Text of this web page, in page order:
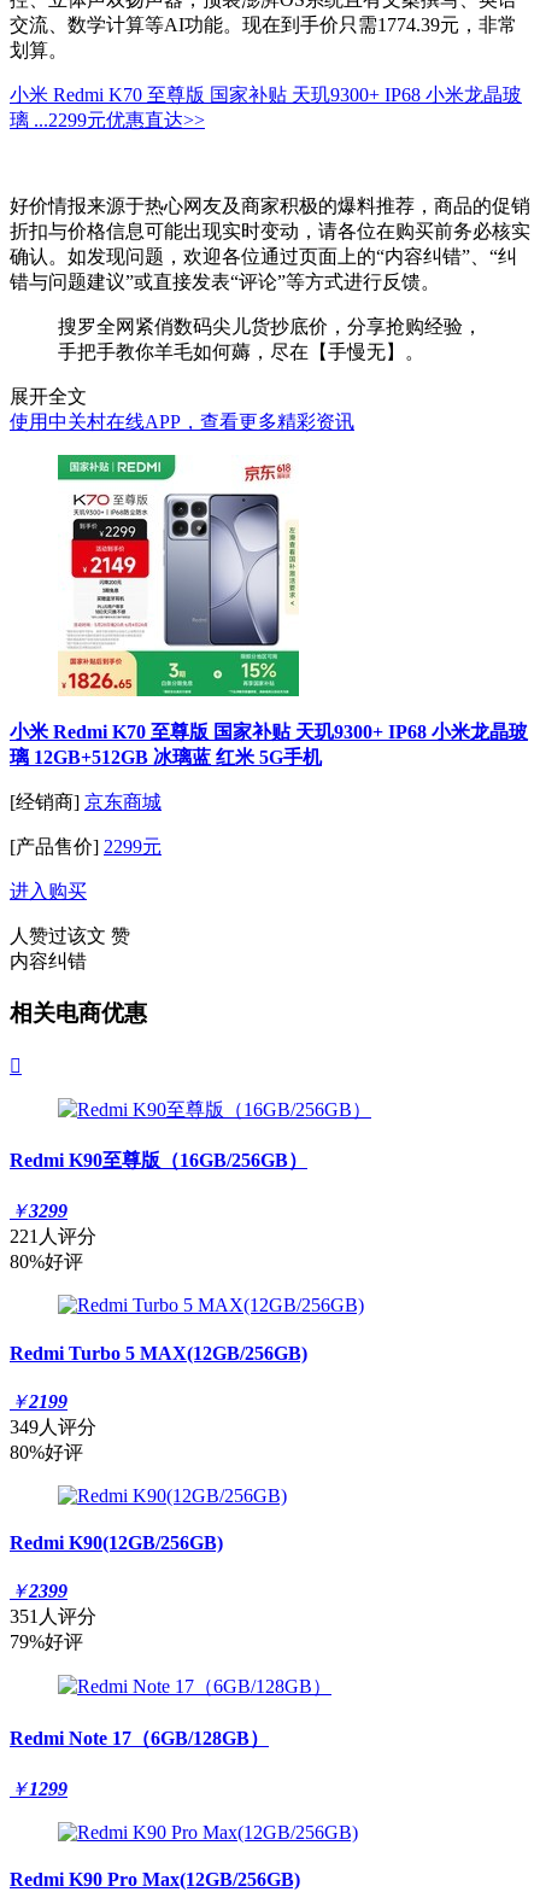
交流、数学计算等AI功能。现在到手价只需1774.39元，非常
划算。
小米 Redmi K70 至尊版 国家补贴 天玑9300+ IP68 小米龙晶玻
璃 ...2299元优惠直达>>
好价情报来源于热心网友及商家积极的爆料推荐，商品的促销
折扣与价格信息可能出现实时变动，请各位在购买前务必核实
确认。如发现问题，欢迎各位通过页面上的“内容纠错”、“纠
错与问题建议”或直接发表“评论”等方式进行反馈。
搜罗全网紧俏数码尖儿货抄底价，分享抢购经验，
手把手教你羊毛如何薅，尽在【手慢无】。
展开全文
使用中关村在线APP，查看更多精彩资讯
小米 Redmi K70 至尊版 国家补贴 天玑9300+ IP68 小米龙晶玻
璃 12GB+512GB 冰璃蓝 红米 5G手机
[经销商] 京东商城
[产品售价] 2299元
进入购买
人赞过该文 赞
内容纠错
相关电商优惠

Redmi K90至尊版（16GB/256GB）
￥3299
221人评分
80%好评
Redmi Turbo 5 MAX(12GB/256GB)
￥2199
349人评分
80%好评
Redmi K90(12GB/256GB)
￥2399
351人评分
79%好评
Redmi Note 17（6GB/128GB）
￥1299
Redmi K90 Pro Max(12GB/256GB)